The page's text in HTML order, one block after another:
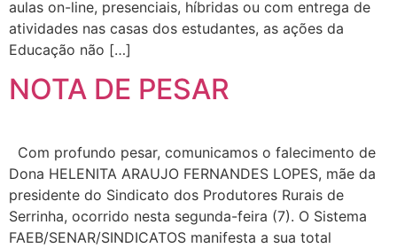
aulas on-line, presenciais, híbridas ou com entrega de
atividades nas casas dos estudantes, as ações da
Educação não […]
NOTA DE PESAR
Com profundo pesar, comunicamos o falecimento de
Dona HELENITA ARAUJO FERNANDES LOPES, mãe da
presidente do Sindicato dos Produtores Rurais de
Serrinha, ocorrido nesta segunda-feira (7). O Sistema
FAEB/SENAR/SINDICATOS manifesta a sua total